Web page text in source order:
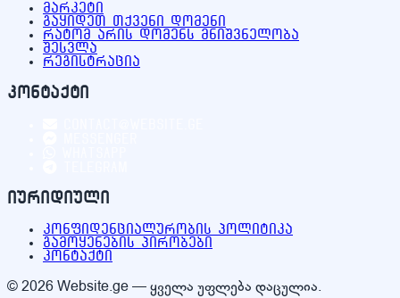
მარკეტი
გაყიდეთ თქვენი დომენი
რატომ არის დომენს მნიშვნელობა
შესვლა
რეგისტრაცია
კონტაქტი
იურიდიული
კონფიდენციალურობის პოლიტიკა
გამოყენების პირობები
კონტაქტი
© 2026 Website.ge — ყველა უფლება დაცულია.